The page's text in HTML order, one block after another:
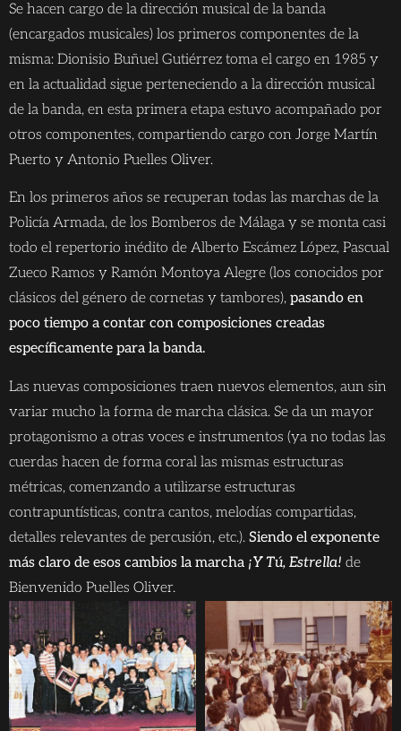
Se hacen cargo de la dirección musical de la banda
(encargados musicales) los primeros componentes de la
misma: Dionisio Buñuel Gutiérrez toma el cargo en 1985 y
en la actualidad sigue perteneciendo a la dirección musical
de la banda, en esta primera etapa estuvo acompañado por
otros componentes, compartiendo cargo con Jorge Martín
Puerto y Antonio Puelles Oliver.
En los primeros años se recuperan todas las marchas de la
Policía Armada, de los Bomberos de Málaga y se monta casi
todo el repertorio inédito de Alberto Escámez López, Pascual
Zueco Ramos y Ramón Montoya Alegre (los conocidos por
clásicos del género de cornetas y tambores), pasando en
poco tiempo a contar con composiciones creadas
específicamente para la banda.
Las nuevas composiciones traen nuevos elementos, aun sin
variar mucho la forma de marcha clásica. Se da un mayor
protagonismo a otras voces e instrumentos (ya no todas las
cuerdas hacen de forma coral las mismas estructuras
métricas, comenzando a utilizarse estructuras
contrapuntísticas, contra cantos, melodías compartidas,
detalles relevantes de percusión, etc.). Siendo el exponente
más claro de esos cambios la marcha ¡Y Tú, Estrella! de
Bienvenido Puelles Oliver.